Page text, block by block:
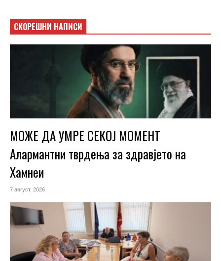
СКОРЕШНИ НАПИСИ
МОЖЕ ДА УМРЕ СЕКОЈ МОМЕНТ
Алармантни тврдења за здравјето на
Хамнеи
7 август, 2026